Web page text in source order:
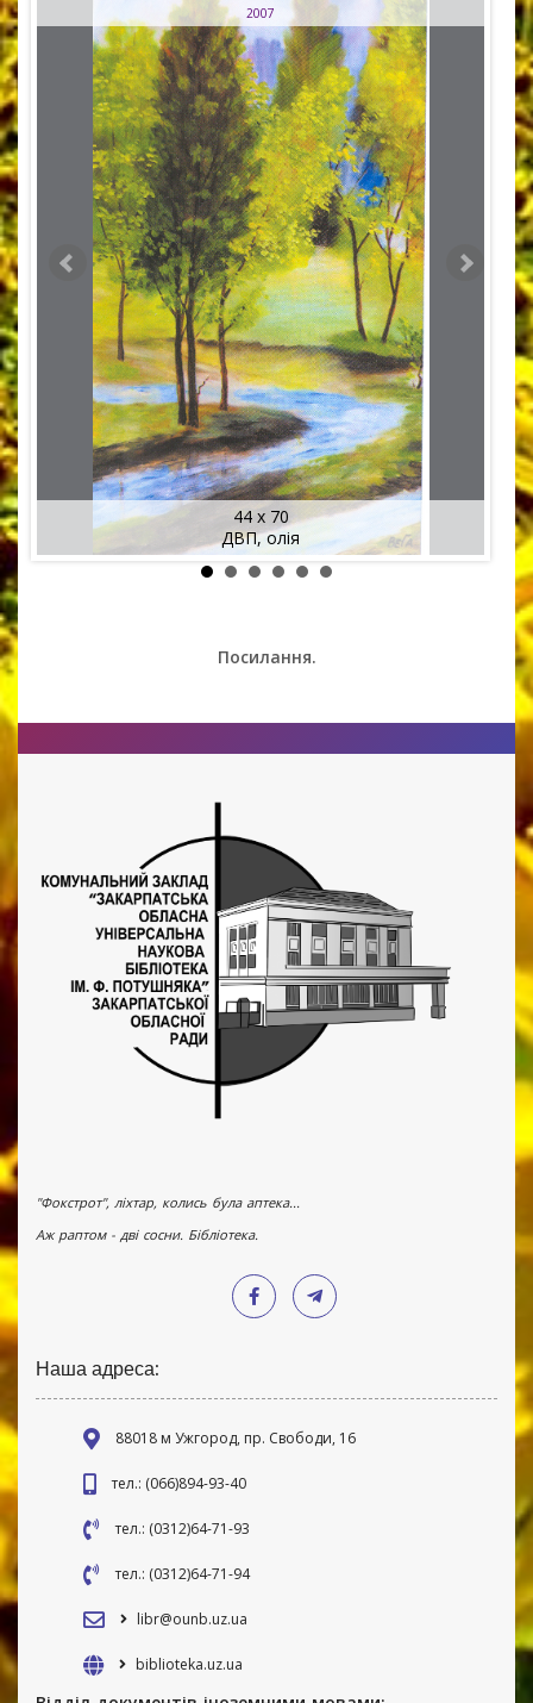
2007
44 x 70
ДВП, олія
Посилання.
"Фокстрот", ліхтар, колись була аптека...
Аж раптом - дві сосни. Бібліотека.
Наша адреса:
88018 м Ужгород, пр. Свободи, 16
тел.: (066)894-93-40
тел.: (0312)64-71-93
тел.: (0312)64-71-94
libr@ounb.uz.ua
biblioteka.uz.ua